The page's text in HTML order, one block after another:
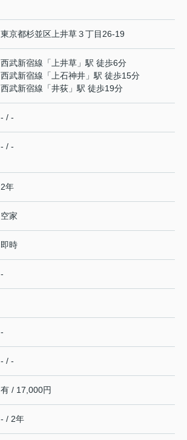
東京都杉並区 上井草３丁目26-19
西武新宿線 「 上井草 」駅 徒歩6分
西武新宿線 「 上石神井 」駅 徒歩15分
西武新宿線 「井荻 」駅 徒歩19分
- / -
- / -
2年
空家
即時
-
-
- / -
有 / 17,000円
- / 2年